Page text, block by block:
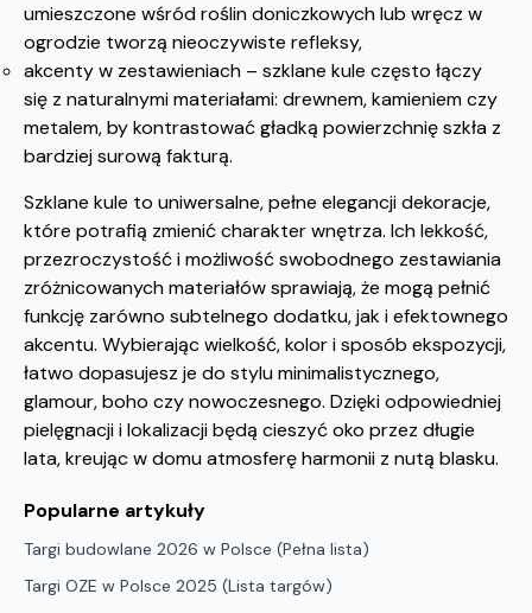
umieszczone wśród roślin doniczkowych lub wręcz w
ogrodzie tworzą nieoczywiste refleksy,
akcenty w zestawieniach – szklane kule często łączy
się z naturalnymi materiałami: drewnem, kamieniem czy
metalem, by kontrastować gładką powierzchnię szkła z
bardziej surową fakturą.
Szklane kule to uniwersalne, pełne elegancji dekoracje,
które potrafią zmienić charakter wnętrza. Ich lekkość,
przezroczystość i możliwość swobodnego zestawiania
zróżnicowanych materiałów sprawiają, że mogą pełnić
funkcję zarówno subtelnego dodatku, jak i efektownego
akcentu. Wybierając wielkość, kolor i sposób ekspozycji,
łatwo dopasujesz je do stylu minimalistycznego,
glamour, boho czy nowoczesnego. Dzięki odpowiedniej
pielęgnacji i lokalizacji będą cieszyć oko przez długie
lata, kreując w domu atmosferę harmonii z nutą blasku.
Popularne artykuły
Targi budowlane 2026 w Polsce (Pełna lista)
Targi OZE w Polsce 2025 (Lista targów)